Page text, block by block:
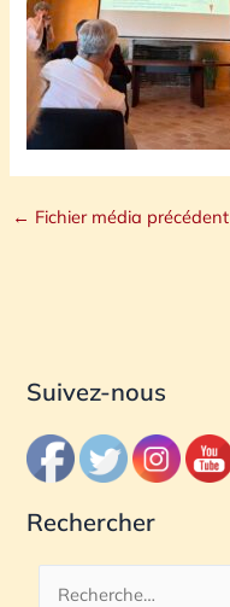
← Fichier média précédent
Suivez-nous
Rechercher